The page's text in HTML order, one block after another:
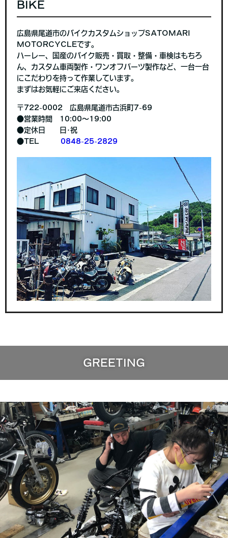
BIKE
広島県尾道市のバイクカスタムショップSATOMARI
MOTORCYCLEです。
ハーレー、国産のバイク販売・買取・整備・車検はもちろ
ん、カスタム車両製作・ワンオフパーツ製作など、一台一台
にこだわりを持って作業しています。
まずはお気軽にご来店ください。
〒722-0002 広島県尾道市古浜町7-69
●営業時間 10:00～19:00
●定休日 日･祝
●TEL 0848-25-2829
GREETING